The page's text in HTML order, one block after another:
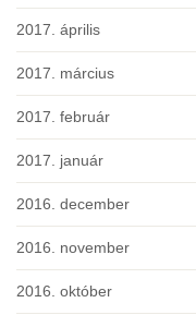
2017. április
2017. március
2017. február
2017. január
2016. december
2016. november
2016. október